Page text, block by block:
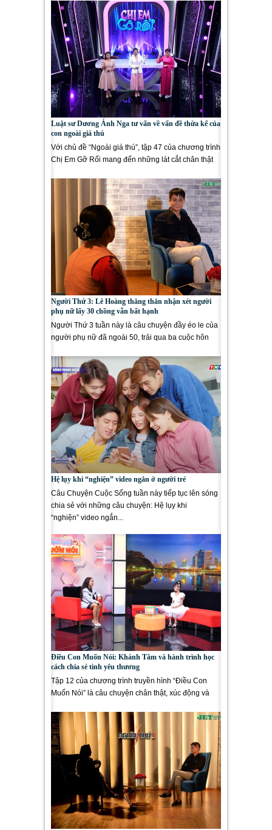
Luật sư Dương Ánh Nga tư vấn về vấn đề thừa kế của
con ngoài giá thú
Với chủ đề “Ngoài giá thú”, tập 47 của chương trình
Chị Em Gỡ Rối mang đến những lát cắt chân thật
Người Thứ 3: Lê Hoàng thẳng thắn nhận xét người
phụ nữ lấy 30 chồng vẫn bất hạnh
Người Thứ 3 tuần này là câu chuyện đầy éo le của
người phụ nữ đã ngoài 50, trải qua ba cuộc hôn
Hệ lụy khi “nghiện” video ngắn ở người trẻ
Câu Chuyện Cuộc Sống tuần này tiếp tục lên sóng
chia sẻ với những câu chuyện: Hệ lụy khi
“nghiện” video ngắn...
Điều Con Muốn Nói: Khánh Tâm và hành trình học
cách chia sẻ tình yêu thương
Tập 12 của chương trình truyền hình “Điều Con
Muốn Nói” là câu chuyện chân thật, xúc động và